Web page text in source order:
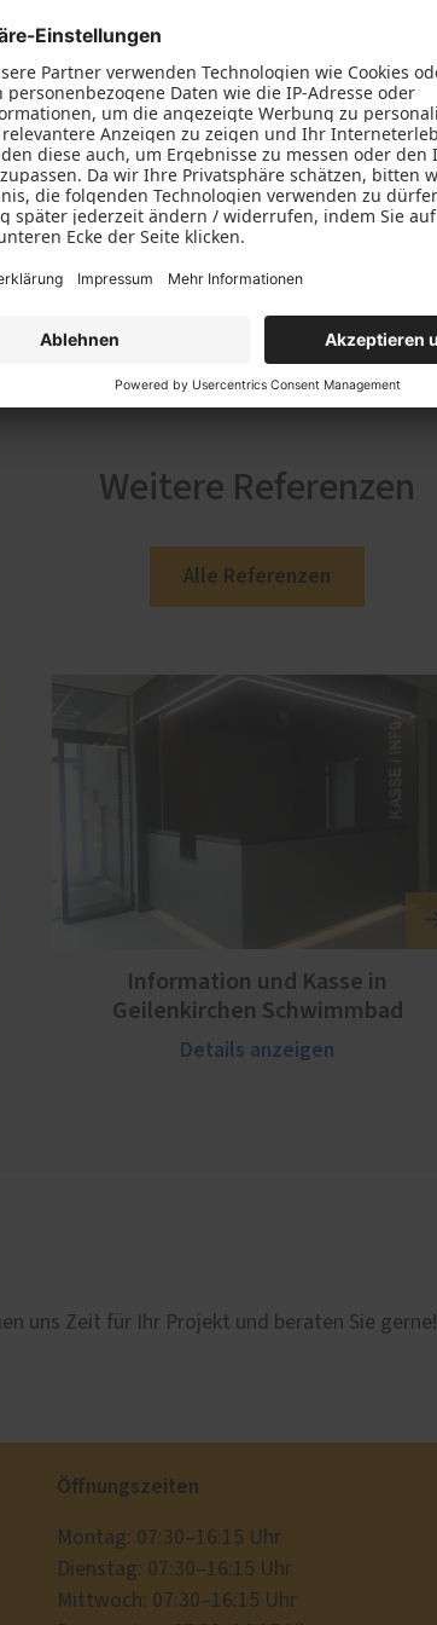
Weitere Referenzen
Alle Referenzen
Information und Kasse in
Geilenkirchen Schwimmbad
Details anzeigen
uns Zeit für Ihr Projekt und beraten Sie gerne!
Öffnungszeiten
Montag: 07:30–16:15 Uhr
Dienstag: 07:30–16:15 Uhr
Mittwoch: 07:30–16:15 Uhr